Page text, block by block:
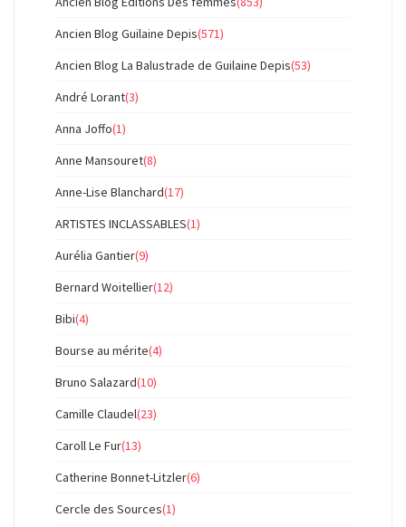
Ancien Blog Guilaine Depis(571)
Ancien Blog La Balustrade de Guilaine Depis(53)
André Lorant(3)
Anna Joffo(1)
Anne Mansouret(8)
Anne-Lise Blanchard(17)
ARTISTES INCLASSABLES(1)
Aurélia Gantier(9)
Bernard Woitellier(12)
Bibi(4)
Bourse au mérite(4)
Bruno Salazard(10)
Camille Claudel(23)
Caroll Le Fur(13)
Catherine Bonnet-Litzler(6)
Cercle des Sources(1)